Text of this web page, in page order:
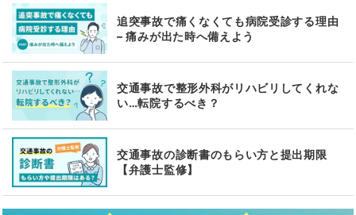
追突事故で痛くなくても病院受診する理由
– 痛みが出た時へ備えよう
交通事故で整形外科がリハビリしてくれな
い…転院するべき？
交通事故の診断書のもらい方と提出期限
【弁護士監修】